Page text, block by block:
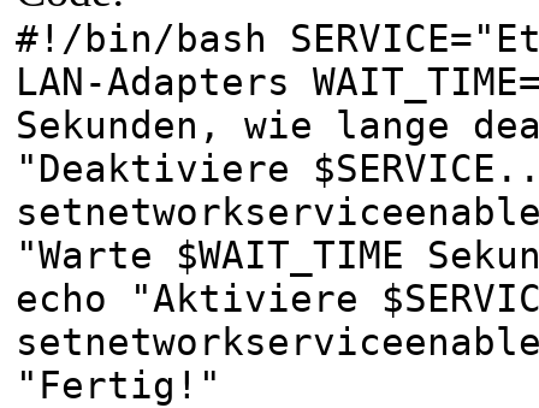
#!/bin/bash
LAN-Adapters
Sekunden, wie lange
"Deaktiviere
"Warte $WAIT_TIME
echo "Aktiviere
"Fertig!"